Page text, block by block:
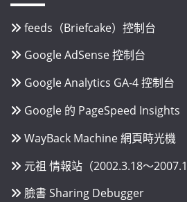
feeds（Briefcake）控制台
Google AdSense 控制台
Google Analytics GA-4 控制台
Google 的 PageSpeed Insights
WayBack Machine 網頁時光機
元祖 情報站（2002.3.18～
臉書 Sharing Debugger